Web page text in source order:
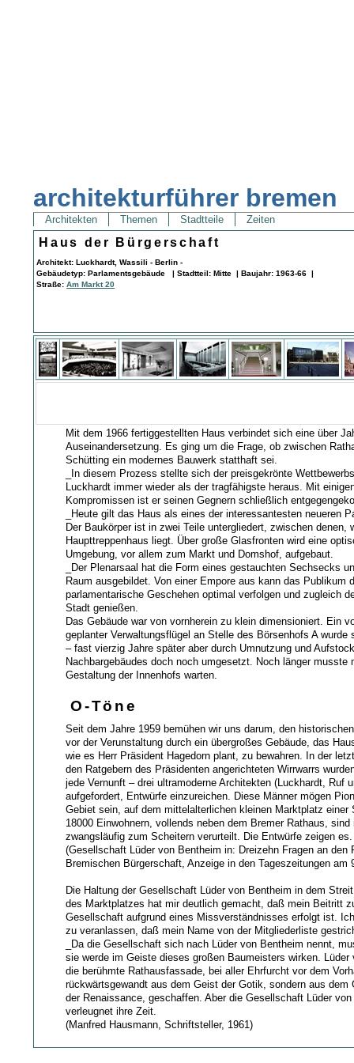
architekturführer bremen
Architekten Themen Stadtteile Zeiten
Haus der Bürgerschaft
Architekt: Luckhardt, Wassili - Berlin -
Gebäudetyp: Parlamentsgebäude | Stadtteil: Mitte | Baujahr: 1963-66 |
Straße:Am Markt 20
Mit dem 1966 fertiggestellten Haus verbindet sich eine über
Auseinandersetzung. Es ging um die Frage, ob zwischen
Schütting ein modernes Bauwerk statthaft sei.
_In diesem Prozess stellte sich der preisgekrönte
Luckhardt immer wieder als der tragfähigste heraus. Mit
Kompromissen ist er seinen Gegnern schließlich
_Heute gilt das Haus als eines der interessantesten neueren
Der Baukörper ist in zwei Teile untergliedert, zwischen denen,
Haupttreppenhaus liegt. Über große Glasfronten wird eine
Umgebung, vor allem zum Markt und Domshof, aufgebaut.
_Der Plenarsaal hat die Form eines gestauchten Sechsecks
Raum ausgebildet. Von einer Empore aus kann das Publikum
parlamentarische Geschehen optimal verfolgen und zugleich
Stadt genießen.
Das Gebäude war von vornherein zu klein dimensioniert. Ein
geplanter Verwaltungsflügel an Stelle des Börsenhofs A wurde
– fast vierzig Jahre später aber durch Umnutzung und
Nachbargebäudes doch noch umgesetzt. Noch länger musste
Gestaltung der Innenhofs warten.
O-Töne
Seit dem Jahre 1959 bemühen wir uns darum, den
vor der Verunstaltung durch ein übergroßes Gebäude, das
wie es Herr Präsident Hagedorn plant, zu bewahren. In der
den Ratgebern des Präsidenten angerichteten Wirrwarrs
jede Vernunft – drei ultramoderne Architekten (Luckhardt, Ruf
aufgefordert, Entwürfe einzureichen. Diese Männer mögen
Gebiet sein, auf dem mittelalterlichen kleinen Marktplatz einer
18000 Einwohnern, vollends neben dem Bremer Rathaus, sind
zwangsläufig zum Scheitern verurteilt. Die Entwürfe zeigen es.
(Gesellschaft Lüder von Bentheim in: Dreizehn Fragen an den
Bremischen Bürgerschaft, Anzeige in den Tageszeitungen am
Die Haltung der Gesellschaft Lüder von Bentheim in dem
des Marktplatzes hat mir deutlich gemacht, daß mein Beitritt
Gesellschaft aufgrund eines Missverständnisses erfolgt ist.
zu veranlassen, daß mein Name von der Mitgliederliste
_Da die Gesellschaft sich nach Lüder von Bentheim nennt,
sie werde im Geiste dieses großen Baumeisters wirken. Lüder
die berühmte Rathausfassade, bei aller Ehrfurcht vor dem
rückwärtsgewandt aus dem Geist der Gotik, sondern aus dem
der Renaissance, geschaffen. Aber die Gesellschaft Lüder
verleugnet ihre Zeit.
(Manfred Hausmann, Schriftsteller, 1961)